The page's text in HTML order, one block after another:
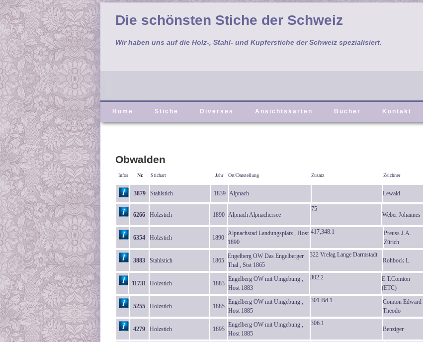
Die schönsten Stiche der Schweiz
Wir haben uns auf die Holz-, Stahl- und Kupferstiche der Schweiz spezialisiert.
Home Stiche Diverses Ansichtskarten Bücher Kontakt
Obwalden
Infos Nr. Stichart Jahr Ort/Darstellung Zusatz Zeichner
3879 Stahlstich 1839 Alpnach Lewald
6266 Holzstich 1890 Alpnach Alpnachersee
75
Weber Johannes
6354 Holzstich 1890
Alpnachstad Landungsplatz , Host
1890
417,348.1
Preuss J.A.
Zürich
3883 Stahlstich 1865
Engelberg OW Das Engelberger
Thal , Stst 1865
322 Vrelag Lange Darmstadt
Rohbock L.
11731 Holzstich 1883
Engelberg OW mit Umgebung ,
Host 1883
302.2
E.T.Comton
(ETC)
5255 Holzstich 1885
Engelberg OW mit Umgebung ,
Host 1885
301 Bd.1
Comton Edward
Theodo
4279 Holzstich 1895
Engelberg OW mit Umgebung ,
Host 1885
306.1
Benziger